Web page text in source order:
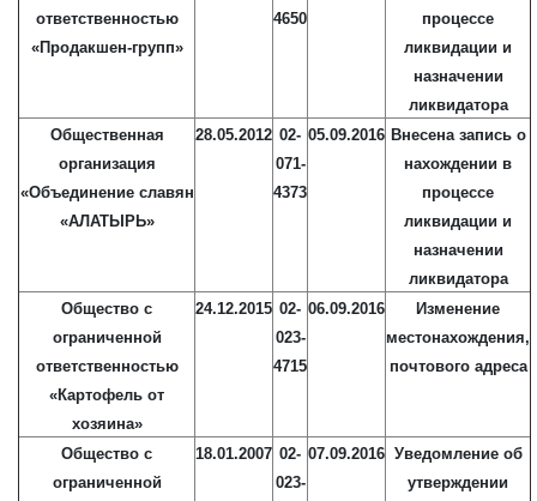
ответственностью
«Продакшен-групп»
4650
процессе
ликвидации и
назначении
ликвидатора
Общественная
организация
«Объединение славян
«АЛАТЫРЬ»
28.05.2012 02-
071-
4373
05.09.2016 Внесена запись о
нахождении в
процессе
ликвидации и
назначении
ликвидатора
Общество с
ограниченной
ответственностью
«Картофель от
хозяина»
24.12.2015 02-
023-
4715
06.09.2016
Изменение
местонахождения,
почтового адреса
Общество с
ограниченной
18.01.2007 02-
023-
07.09.2016 Уведомление об
утверждении